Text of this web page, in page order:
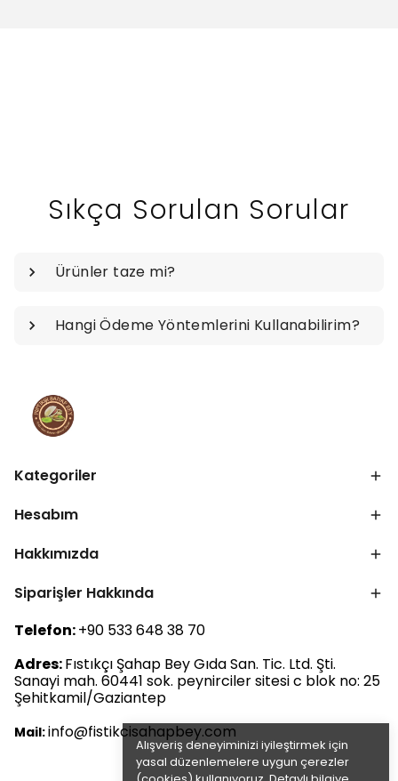
Alışveriş deneyiminizi iyileştirmek için
yasal düzenlemelere uygun çerezler
Sıkça Sorulan Sorular
Ürünler taze mi?
Hangi Ödeme Yöntemlerini Kullanabilirim?
Kategoriler
Hesabım
Hakkımızda
Siparişler Hakkında
Telefon:+90 533 648 38 70
Adres:Fıstıkçı Şahap Bey Gıda San. Tic. Ltd. Şti.
Sanayi mah. 60441 sok. peynirciler sitesi c blok no: 25
Şehitkamil/Gaziantep
Mail:info@fistikcisahapbey.com